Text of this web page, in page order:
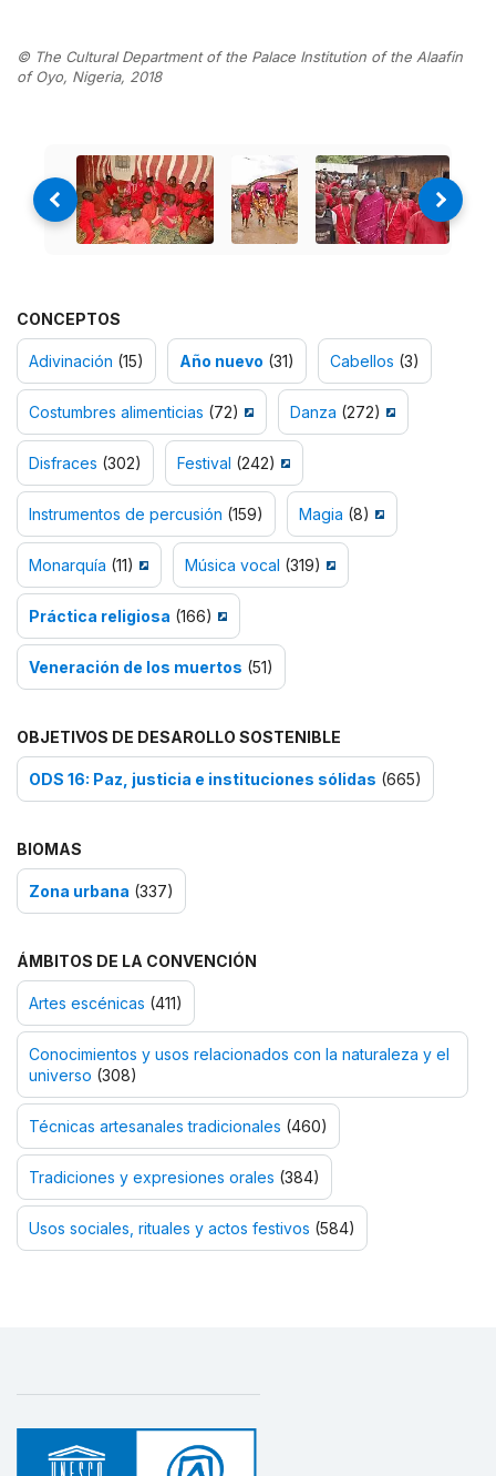
© The Cultural Department of the Palace Institution of the Alaafin
of Oyo, Nigeria, 2018
CONCEPTOS
Adivinación (15) Año nuevo (31) Cabellos (3)
Costumbres alimenticias (72) Danza (272)
Disfraces (302) Festival (242)
Instrumentos de percusión (159) Magia (8)
Monarquía (11) Música vocal (319)
Práctica religiosa (166)
Veneración de los muertos (51)
OBJETIVOS DE DESAROLLO SOSTENIBLE
ODS 16: Paz, justicia e instituciones sólidas (665)
BIOMAS
Zona urbana (337)
ÁMBITOS DE LA CONVENCIÓN
Artes escénicas (411)
Conocimientos y usos relacionados con la naturaleza y el
universo (308)
Técnicas artesanales tradicionales (460)
Tradiciones y expresiones orales (384)
Usos sociales, rituales y actos festivos (584)